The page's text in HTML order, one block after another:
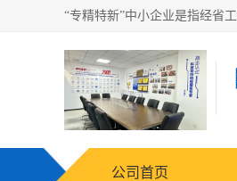
公司首页